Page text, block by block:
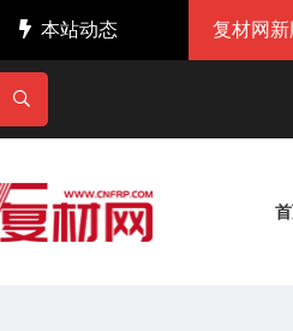
本站动态 复材网